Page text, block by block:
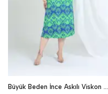
Büyük Beden İnce Askılı Viskon Desenli Elbise - Yeşil